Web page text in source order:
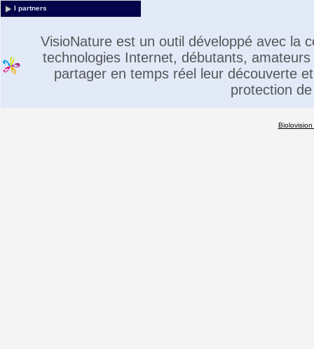
I partners
VisioNature est un outil développé avec la
technologies Internet, débutants,
partager en temps réel leur découverte
protection
Biolovision